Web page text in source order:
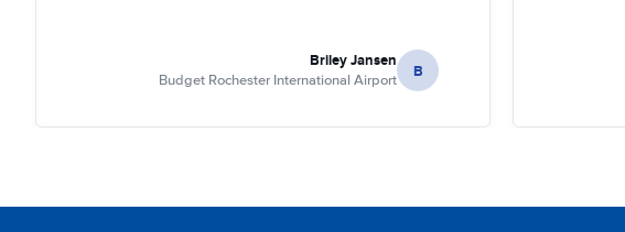
B
Briley Jansen
Budget Rochester International Airport